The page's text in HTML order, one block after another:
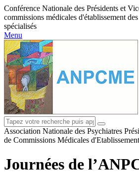
Conférence Nationale des Présidents et
commissions médicales d'établissement
spécialisés
Menu
Association Nationale des Psychiatres
de Commissions Médicales
Journées de